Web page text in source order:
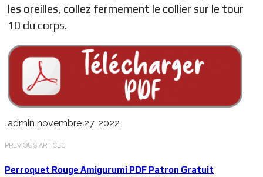
les oreilles, collez fermement le collier sur le tour
10 du corps.
admin novembre 27, 2022
PREVIOUS ARTICLE
Perroquet Rouge Amigurumi PDF Patron Gratuit